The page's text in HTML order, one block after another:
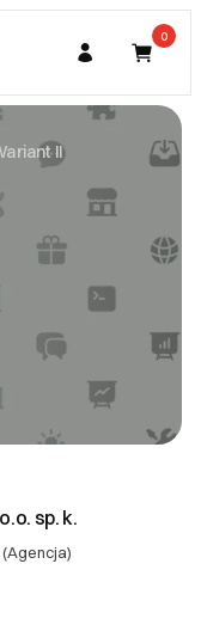
0
II
sp. k.
(Agencja)